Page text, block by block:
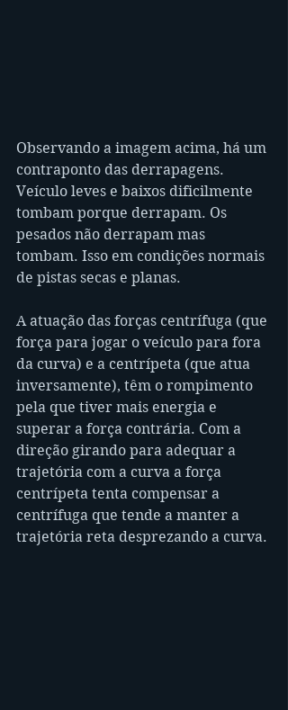
Observando a imagem acima, há um
contraponto das derrapagens.
Veículo leves e baixos dificilmente
tombam porque derrapam. Os
pesados não derrapam mas
tombam. Isso em condições normais
de pistas secas e planas.
A atuação das forças centrífuga (que
força para jogar o veículo para fora
da curva) e a centrípeta (que atua
inversamente), têm o rompimento
pela que tiver mais energia e
superar a força contrária. Com a
direção girando para adequar a
trajetória com a curva a força
centrípeta tenta compensar a
centrífuga que tende a manter a
trajetória reta desprezando a curva.